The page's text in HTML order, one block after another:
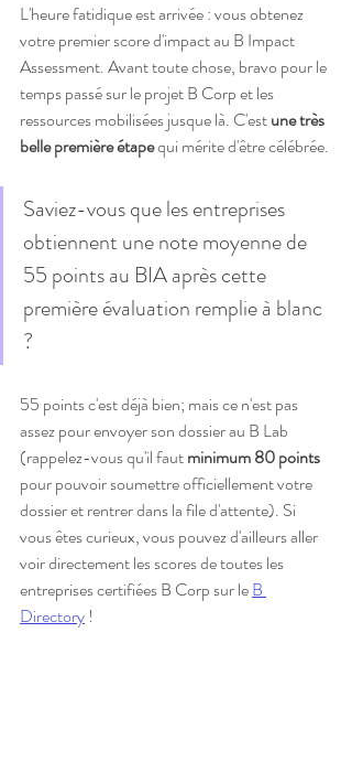
L'heure fatidique est arrivée : vous obtenez
votre premier score d'impact au B Impact
Assessment. Avant toute chose, bravo pour le
temps passé sur le projet B Corp et les
ressources mobilisées jusque là. C'est une très
belle première étape qui mérite d'être célébrée.
Saviez-vous que les entreprises
obtiennent une note moyenne de
55 points au BIA après cette
première évaluation remplie à blanc
?
55 points c'est déjà bien; mais ce n'est pas
assez pour envoyer son dossier au B Lab
(rappelez-vous qu'il faut minimum 80 points
pour pouvoir soumettre officiellement votre
dossier et rentrer dans la file d'attente). Si
vous êtes curieux, vous pouvez d'ailleurs aller
voir directement les scores de toutes les
entreprises certifiées B Corp sur le B
Directory !